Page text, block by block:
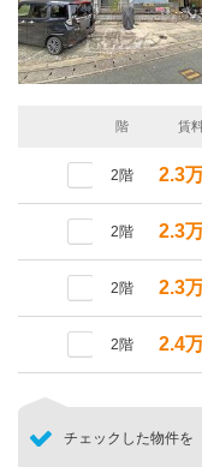
階 賃
2階 2.3
2階 2.3
2階 2.3
2階 2.4
チェックした物件を